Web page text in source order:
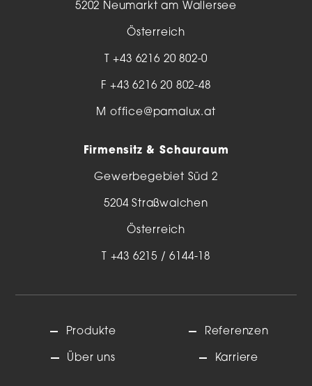
5202 Neumarkt am Wallersee
Österreich
T+43 6216 20 802-0
F +43 6216 20 802-48
M office@pamalux.at
Firmensitz & Schauraum
Gewerbegebiet Süd 2
5204 Straßwalchen
Österreich
+43 6215 / 6144-18
Produkte
Über uns
Referenzen
Karriere